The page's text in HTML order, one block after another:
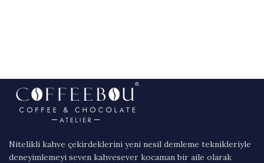
Nitelikli kahve çekirdeklerini yeni nesil demleme teknikleriyle
deneyimlemeyi seven kahvesever kocaman bir aile olarak